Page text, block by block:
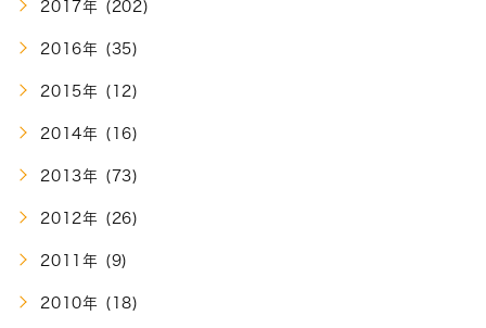
2017年 (202)
2016年 (35)
2015年 (12)
2014年 (16)
2013年 (73)
2012年 (26)
2011年 (9)
2010年 (18)